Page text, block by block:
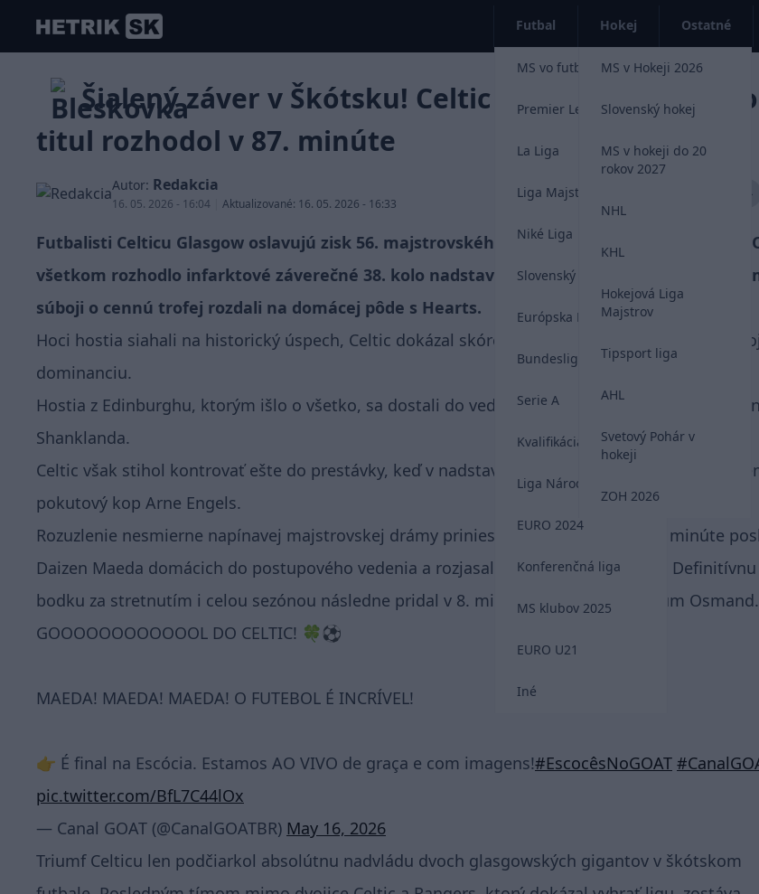
Futbal
MS vo futbale 2026
Premier League
La Liga
Liga Majstrov
Niké Liga
Slovenský futbal
Európska Liga
Bundesliga
Serie A
Kvalifikácia MS 2026
Liga Národov
EURO 2024
Konferenčná liga
MS klubov 2025
EURO U21
Iné
Hokej
MS v Hokeji 2026
Slovenský hokej
MS v hokeji do 20
rokov 2027
NHL
KHL
Hokejová Liga
Majstrov
Tipsport liga
AHL
Svetový Pohár v
hokeji
ZOH 2026
Ostatné
Šialený záver v Škótsku! Celtic v priamom súboji o
titul rozhodol v 87. minúte
Autor: Redakcia
16. 05. 2026 - 16:04 Aktualizované: 16. 05. 2026 - 16:33
Zdieľať:
Futbalisti Celticu Glasgow oslavujú zisk 56. majstrovského titulu v škótskej Premiership.
všetkom rozhodlo infarktové záverečné 38. kolo nadstavbovej časti, v ktorom si to v
súboji o cennú trofej rozdali na domácej pôde s Hearts.
Hoci hostia siahali na historický úspech, Celtic dokázal skóre otočiť a po výhre 3:1 potvrdil
dominanciu.
Hostia z Edinburghu, ktorým išlo o všetko, sa dostali do vedenia v 43. minúte zásluhou
Shanklanda.
Celtic však stihol kontrovať ešte do prestávky, keď v nadstavenom čase úvodného dejstva
pokutový kop Arne Engels.
Rozuzlenie nesmierne napínavej majstrovskej drámy priniesol až úplný záver. V 87. minúte
Daizen Maeda domácich do postupového vedenia a rozjasal vypredaný Celtic Park. Definitívnu
bodku za stretnutím i celou sezónou následne pridal v 8. minúte nadstavenia Callum Osmand.
GOOOOOOOOOOOOL DO CELTIC! 🍀⚽️
MAEDA! MAEDA! MAEDA! O FUTEBOL É INCRÍVEL!
👉 É final na Escócia. Estamos AO VIVO de graça e com imagens!#EscocêsNoGOAT
pic.twitter.com/BfL7C44lOx
— Canal GOAT (@CanalGOATBR) May 16, 2026
Triumf Celticu len podčiarkol absolútnu nadvládu dvoch glasgowských gigantov v škótskom